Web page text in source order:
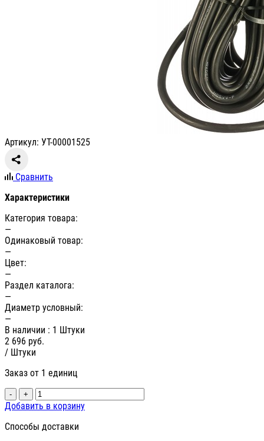
Артикул: УТ-00001525
Сравнить
Характеристики
Категория товара:
—
Одинаковый товар:
—
Цвет:
—
Раздел каталога:
—
Диаметр условный:
—
В наличии : 1 Штуки
2 696 руб.
/ Штуки
Заказ от 1 единиц
- +
Добавить в корзину
Способы доставки